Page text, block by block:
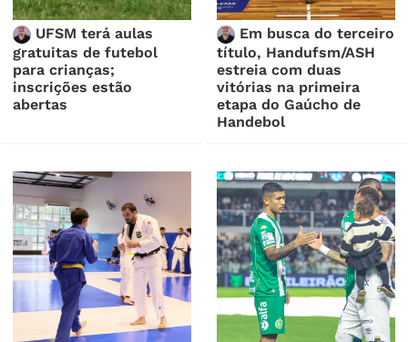
UFSM terá aulas
gratuitas de futebol
para crianças;
inscrições estão
abertas
Em busca do terceiro
título, Handufsm/ASH
estreia com duas
vitórias na primeira
etapa do Gaúcho de
Handebol